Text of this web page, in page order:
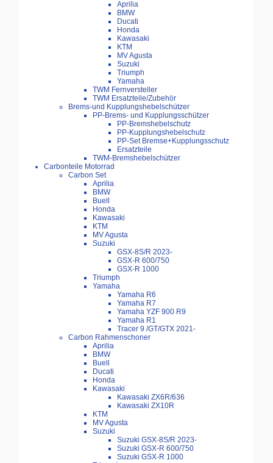
Aprilia
BMW
Ducati
Honda
Kawasaki
KTM
MV Agusta
Suzuki
Triumph
Yamaha
TWM Fernversteller
TWM Ersatzteile/Zubehör
Brems-und Kupplungshebelschützer
PP-Brems- und Kupplungsschützer
PP-Bremshebelschutz
PP-Kupplungshebelschutz
PP-Set Bremse+Kupplungsschutz
Ersatzteile
TWM-Bremshebelschützer
Carbonteile Motorrad
Carbon Set
Aprilia
BMW
Buell
Honda
Kawasaki
KTM
MV Agusta
Suzuki
GSX-8S/R 2023-
GSX-R 600/750
GSX-R 1000
Triumph
Yamaha
Yamaha R6
Yamaha R7
Yamaha YZF 900 R9
Yamaha R1
Tracer 9 /GT/GTX 2021-
Carbon Rahmenschoner
Aprilia
BMW
Buell
Ducati
Honda
Kawasaki
Kawasaki ZX6R/636
Kawasaki ZX10R
KTM
MV Agusta
Suzuki
Suzuki GSX-8S/R 2023-
Suzuki GSX-R 600/750
Suzuki GSX-R 1000